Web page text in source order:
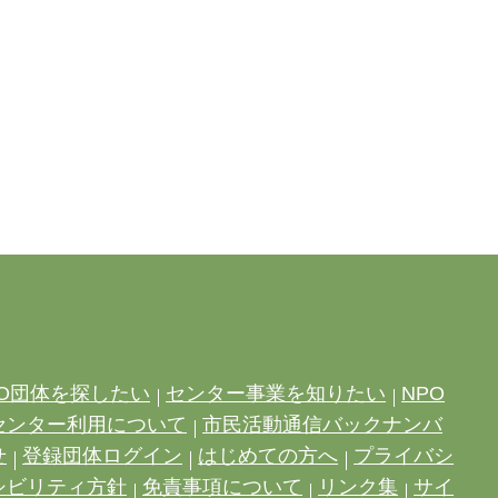
団体を探したい センター事業を知りたい
NPO
ンター利用について
市民活動通信バックナンバ
登録団体ログイン はじめての方へ
プライバシ
ビリティ方針
免責事項について リンク集 サイ